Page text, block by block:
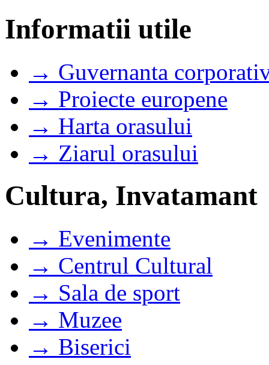
Informatii utile
→ Guvernanta
→ Proiecte europene
→ Harta orasului
→ Ziarul orasului
Cultura, Invatamant
→ Evenimente
→ Centrul Cultural
→ Sala de sport
→ Muzee
→ Biserici